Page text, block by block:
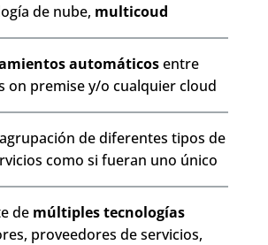
de nube, multicoud
automáticosentre
on premise y/o cualquier cloud
agrupación de diferentes tipos de
como si fueran uno único
de múltiples tecnologías
proveedores de servicios,